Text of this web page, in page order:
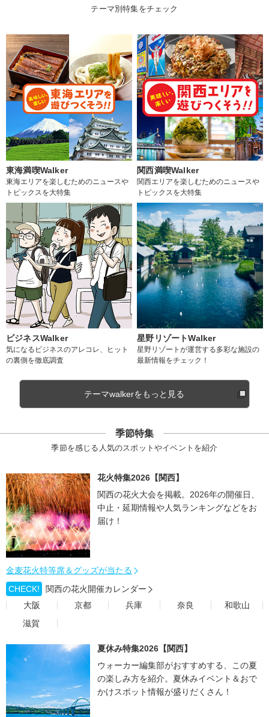
テーマ別特集をチェック
東海満喫Walker
東海エリアを楽しむためのニュースや
トピックスを大特集
関西満喫Walker
関西エリアを楽しむためのニュースや
トピックスを大特集
ビジネスWalker
気になるビジネスのアレコレ、ヒット
の裏側を徹底調査
星野リゾートWalker
星野リゾートが運営する多彩な施設の
最新情報をチェック！
テーマwalkerをもっと見る
季節特集
季節を感じる人気のスポットやイベントを紹介
花火特集2026【関西】
関西の花火大会を掲載。2026年の開催日、
中止・延期情報や人気ランキングなどをお
届け！
金麦花火特等席＆グッズが当たる
CHECK!
関西の花火開催カレンダー
大阪
京都 兵庫 奈良
和歌山
滋賀
夏休み特集2026【関西】
ウォーカー編集部がおすすめする、この夏
の楽しみ方を紹介。夏休みイベント＆おで
かけスポット情報が盛りだくさん！